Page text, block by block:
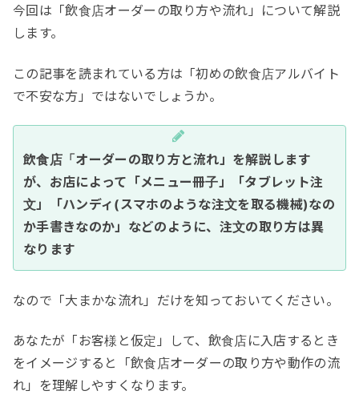
今回は「飲食店オーダーの取り方や流れ」について解説
します。
この記事を読まれている方は「初めの飲食店アルバイト
で不安な方」ではないでしょうか。
飲食店「オーダーの取り方と流れ」を解説します
が、お店によって「メニュー冊子」「タブレット注
文」「ハンディ(スマホのような注文を取る機械)なの
か手書きなのか」などのように、注文の取り方は異
なります
なので「大まかな流れ」だけを知っておいてください。
あなたが「お客様と仮定」して、飲食店に入店するとき
をイメージすると「飲食店オーダーの取り方や動作の流
れ」を理解しやすくなります。